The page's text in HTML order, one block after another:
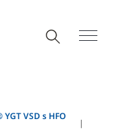
VSD s HFO